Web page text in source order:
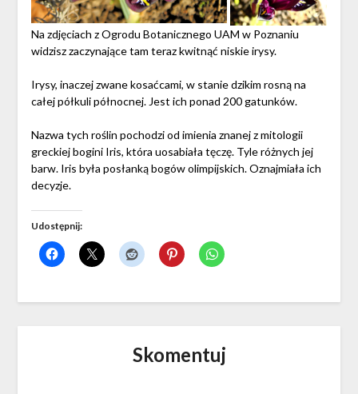
Na zdjęciach z Ogrodu Botanicznego UAM w Poznaniu
widzisz zaczynające tam teraz kwitnąć niskie irysy.
Irysy, inaczej zwane kosaćcami, w stanie dzikim rosną na
całej półkuli północnej. Jest ich ponad 200 gatunków.
Nazwa tych roślin pochodzi od imienia znanej z mitologii
greckiej bogini Iris, która uosabiała tęczę. Tyle różnych jej
barw. Iris była posłanką bogów olimpijskich. Oznajmiała ich
decyzje.
Udostępnij:
Skomentuj